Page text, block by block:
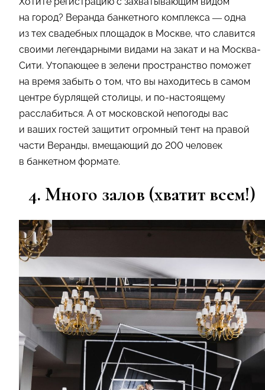
на город? Веранда банкетного комплекса — одна
из тех свадебных площадок в Москве, что славится
своими легендарными видами на закат и на Москва-
Сити. Утопающее в зелени пространство поможет
на время забыть о том, что вы находитесь в самом
центре бурлящей столицы, и по-настоящему
расслабиться. А от московской непогоды вас
и ваших гостей защитит огромный тент на правой
части Веранды, вмещающий до 200 человек
в банкетном формате.
4. Много залов (хватит всем!)